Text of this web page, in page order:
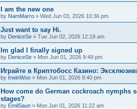
I am the new one
by NamMarro » Wed Jun 03, 2026 10:36 pm
Just want to say Hi.
by DeniceSe » Tue Jun 02, 2026 12:19 am
Im glad I finally signed up
by DeniceSe » Mon Jun 01, 2026 9:49 pm
Играйте в Криптобосс Казино:
by IrwinWoo » Mon Jun 01, 2026 9:40 pm
How come do German cockroach nymphs
stages?
by EmilSaun » Mon Jun 01, 2026 11:22 am